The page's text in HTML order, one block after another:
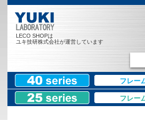
LECO SHOPは
ユキ技研株式会社が運営しています
フレー
フレー